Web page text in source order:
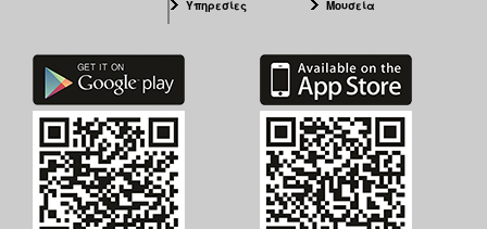
Υπηρεσίες
Μουσεία